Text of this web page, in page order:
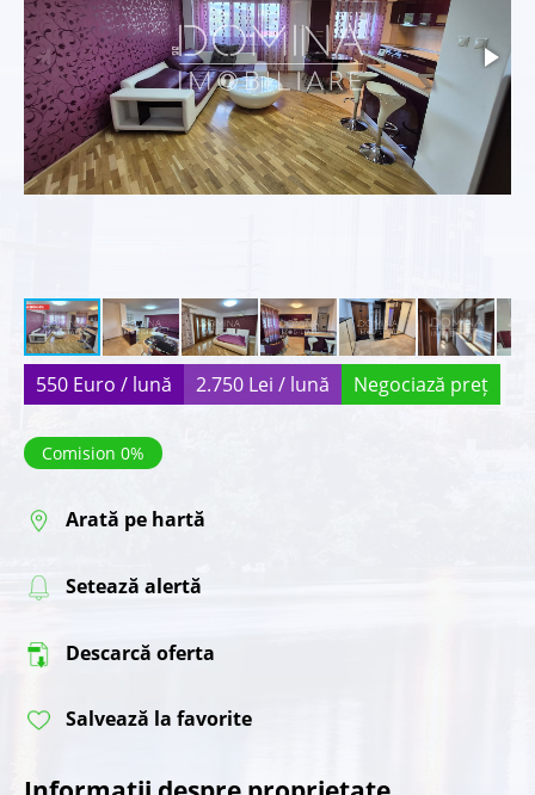
550 Euro / lună 2.750 Lei / lună Negociază preț
Comision 0%
Arată pe hartă
Setează alertă
Descarcă oferta
Salvează la favorite